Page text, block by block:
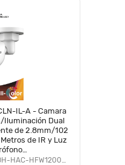
IL-A - Camara
Iluminación Dual
de 2.8mm/102
de IR y Luz
CVBS/AHD/TVI/#VolDH
DAHUA / DHT0290083 / DH-HAC-HFW1200CLN-IL-A